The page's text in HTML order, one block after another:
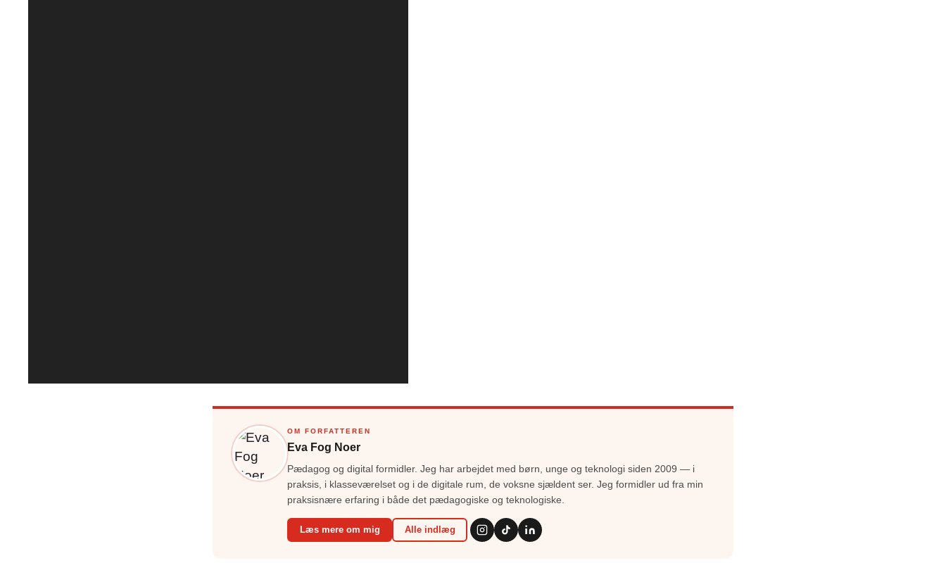
OM FORFATTEREN
Eva Fog Noer
Pædagog og digital formidler. Jeg har arbejdet med børn, unge og teknologi siden 2009 — i
praksis, i klasseværelset og i de digitale rum, de voksne sjældent ser. Jeg formidler ud fra min
praksisnære erfaring i både det pædagogiske og teknologiske.
Læs mere om mig Alle indlæg